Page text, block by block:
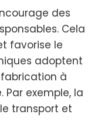
des
Cela
favorise le
adoptent
à
exemple, la
transport et